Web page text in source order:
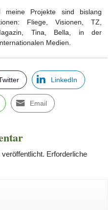
meine Projekte sind bislang
Fliege, Visionen, TZ,
Magazin, Tina, Bella, in der
Medien.
LinkedIn
Email
Erforderliche